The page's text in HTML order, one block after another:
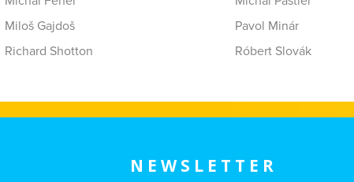
Miloš Gajdoš Pavol Minár
Richard Shotton Róbert Slovák
NEWSLETTER